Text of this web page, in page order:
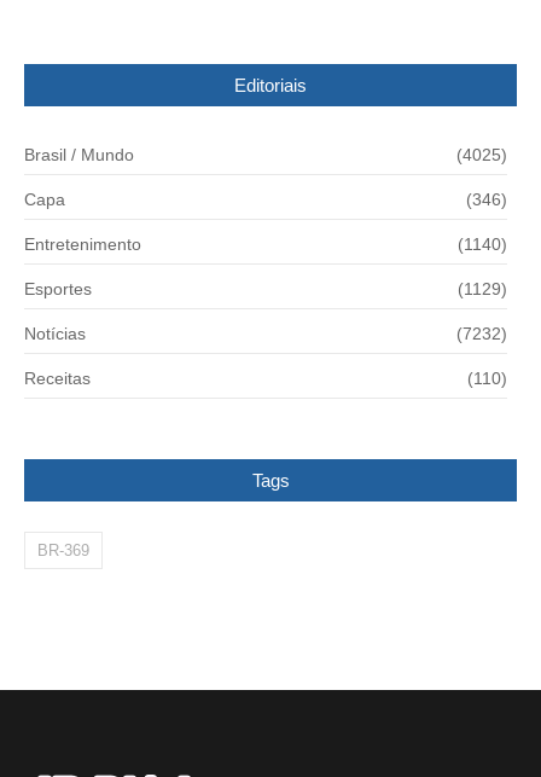
Editoriais
Brasil / Mundo (4025)
Capa (346)
Entretenimento (1140)
Esportes (1129)
Notícias (7232)
Receitas (110)
Tags
BR-369